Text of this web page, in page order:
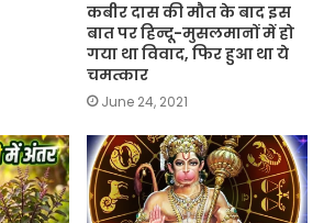
कबीर दास की मौत के बाद इस
बात पर हिन्दू-मुसलमानों में हो
गया था विवाद, फिर हुआ था ये
चमत्कार
June 24, 2021